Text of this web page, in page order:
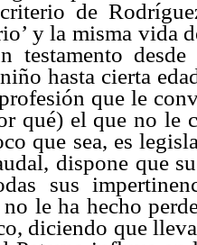
de
y la misma vida
testamento
hasta cierta
que le
qué) el que no le
que sea, es
dispone que
sus
no le ha hecho
diciendo que